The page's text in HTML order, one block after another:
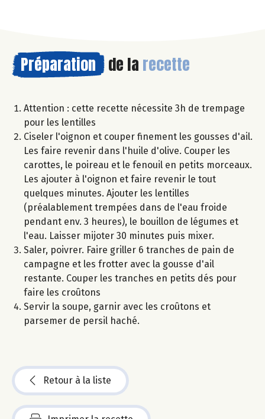
Préparation de la recette
Attention : cette recette nécessite 3h de trempage
pour les lentilles
Ciseler l'oignon et couper finement les gousses d'ail.
Les faire revenir dans l'huile d'olive. Couper les
carottes, le poireau et le fenouil en petits morceaux.
Les ajouter à l'oignon et faire revenir le tout
quelques minutes. Ajouter les lentilles
(préalablement trempées dans de l'eau froide
pendant env. 3 heures), le bouillon de légumes et
l'eau. Laisser mijoter 30 minutes puis mixer.
Saler, poivrer. Faire griller 6 tranches de pain de
campagne et les frotter avec la gousse d'ail
restante. Couper les tranches en petits dés pour
faire les croûtons
Servir la soupe, garnir avec les croûtons et
parsemer de persil haché.
Retour à la liste